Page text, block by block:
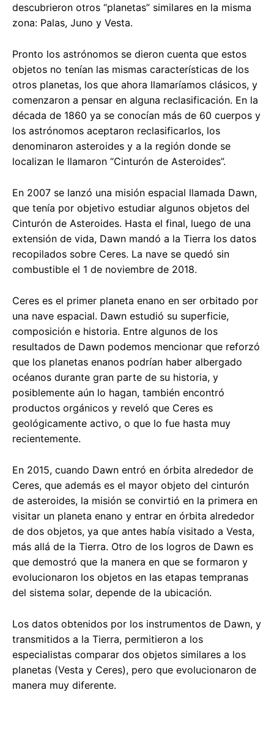
descubrieron otros “planetas” similares en la misma
zona: Palas, Juno y Vesta.
Pronto los astrónomos se dieron cuenta que estos
objetos no tenían las mismas características de los
otros planetas, los que ahora llamaríamos clásicos, y
comenzaron a pensar en alguna reclasificación. En la
década de 1860 ya se conocían más de 60 cuerpos y
los astrónomos aceptaron reclasificarlos, los
denominaron asteroides y a la región donde se
localizan le llamaron “Cinturón de Asteroides”.
En 2007 se lanzó una misión espacial llamada Dawn,
que tenía por objetivo estudiar algunos objetos del
Cinturón de Asteroides. Hasta el final, luego de una
extensión de vida, Dawn mandó a la Tierra los datos
recopilados sobre Ceres. La nave se quedó sin
combustible el 1 de noviembre de 2018.
Ceres es el primer planeta enano en ser orbitado por
una nave espacial. Dawn estudió su superficie,
composición e historia. Entre algunos de los
resultados de Dawn podemos mencionar que reforzó
que los planetas enanos podrían haber albergado
océanos durante gran parte de su historia, y
posiblemente aún lo hagan, también encontró
productos orgánicos y reveló que Ceres es
geológicamente activo, o que lo fue hasta muy
recientemente.
En 2015, cuando Dawn entró en órbita alrededor de
Ceres, que además es el mayor objeto del cinturón
de asteroides, la misión se convirtió en la primera en
visitar un planeta enano y entrar en órbita alrededor
de dos objetos, ya que antes había visitado a Vesta,
más allá de la Tierra. Otro de los logros de Dawn es
que demostró que la manera en que se formaron y
evolucionaron los objetos en las etapas tempranas
del sistema solar, depende de la ubicación.
Los datos obtenidos por los instrumentos de Dawn, y
transmitidos a la Tierra, permitieron a los
especialistas comparar dos objetos similares a los
planetas (Vesta y Ceres), pero que evolucionaron de
manera muy diferente.